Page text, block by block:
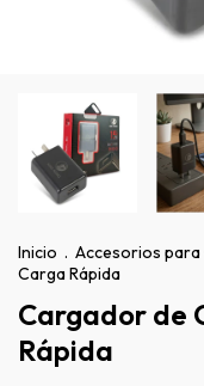
Inicio . Accesorios para
Carga Rápida
Cargador de
Rápida